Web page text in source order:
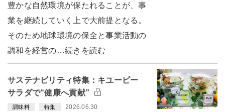
豊かな自然環境が保たれることが、事
業を継続していく上で大前提となる。
そのため地球環境の保全と事業活動の
調和を経営の…続きを読む
サステナビリティ特集：キユーピー
サラダで“健康へ貢献”
調味料 特集 2026.06.30